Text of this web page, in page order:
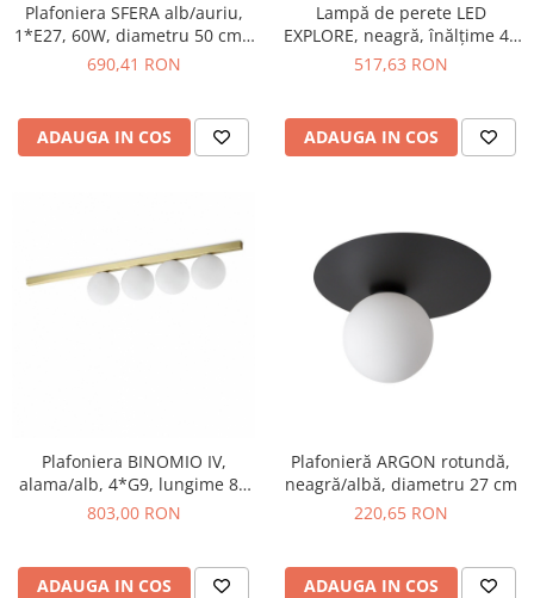
Plafoniera SFERA alb/auriu,
1*E27, 60W, diametru 50 cm -
SIGMA
690,41 RON
ADAUGA IN COS
Lampă de perete LED
EXPLORE, neagră, înălțime 43
cm
517,63 RON
ADAUGA IN COS
Plafoniera BINOMIO IV,
alama/alb, 4*G9, lungime 86
cm - IDEAL LUX
803,00 RON
ADAUGA IN COS
Plafonieră ARGON rotundă,
neagră/albă, diametru 27 cm
220,65 RON
ADAUGA IN COS